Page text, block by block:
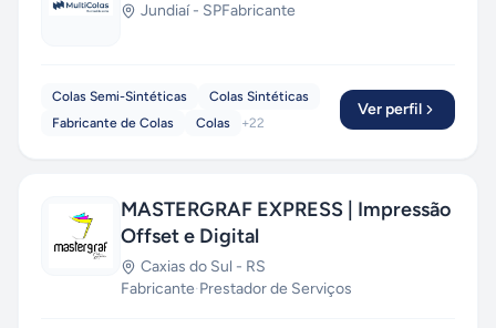
Jundiaí- SPFabricante
Colas Semi-Sintéticas
Colas Sintéticas
Fabricante de Colas
Colas +22
Ver perfil
MASTERGRAF EXPRESS | Impressão
Offset e Digital
Caxias do Sul - RS
Fabricante·Prestador de Serviços